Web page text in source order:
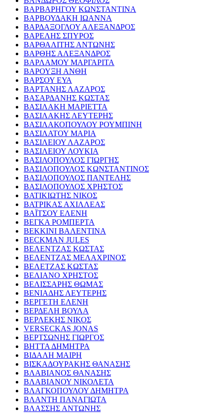
ΒΑΡΒΑΡΗΓΟΥ ΚΩΝΣΤΑΝΤΙΝΑ
ΒΑΡΒΟΥΔΑΚΗ ΙΩΑΝΝΑ
ΒΑΡΔΑΞΟΓΛΟΥ ΑΛΕΞΑΝΔΡΟΣ
ΒΑΡΕΛΗΣ ΣΠΥΡΟΣ
ΒΑΡΘΑΛΙΤΗΣ ΑΝΤΩΝΗΣ
ΒΑΡΘΗΣ ΑΛΕΞΑΝΔΡΟΣ
ΒΑΡΛΑΜΟΥ ΜΑΡΓΑΡΙΤΑ
ΒΑΡΟΥΞΗ ΑΝΘΗ
ΒΑΡΣΟΥ ΕΥΑ
ΒΑΡΤΑΝΗΣ ΛΑΖΑΡΟΣ
ΒΑΣΑΡΔΑΝΗΣ ΚΩΣΤΑΣ
ΒΑΣΙΛΑΚΗ ΜΑΡΙΕΤΤΑ
ΒΑΣΙΛΑΚΗΣ ΛΕΥΤΕΡΗΣ
ΒΑΣΙΛΑΚΟΠΟΥΛΟΥ ΡΟΥΜΠΙΝΗ
ΒΑΣΙΛΑΤΟΥ ΜΑΡΙΑ
ΒΑΣΙΛΕΙΟΥ ΛΑΖΑΡΟΣ
ΒΑΣΙΛΕΙΟΥ ΛΟΥΚΙΑ
ΒΑΣΙΛΟΠΟΥΛΟΣ ΓΙΩΡΓΗΣ
ΒΑΣΙΛΟΠΟΥΛΟΣ ΚΩΝΣΤΑΝΤΙΝΟΣ
ΒΑΣΙΛΟΠΟΥΛΟΣ ΠΑΝΤΕΛΗΣ
ΒΑΣΙΛΟΠΟΥΛΟΣ ΧΡΗΣΤΟΣ
ΒΑΤΙΚΙΩΤΗΣ ΝΙΚΟΣ
ΒΑΤΡΙΚΑΣ ΑΧΙΛΛΕΑΣ
ΒΑΪΤΣΟΥ ΕΛΕΝΗ
ΒΕΓΚΑ ΡΟΜΠΕΡΤΑ
ΒΕΚΚΙΝΙ ΒΑΛΕΝΤΙΝΑ
BECKMAN JULES
ΒΕΛΕΝΤΖΑΣ ΚΩΣΤΑΣ
ΒΕΛΕΝΤΖΑΣ ΜΕΛΑΧΡΙΝΟΣ
ΒΕΛΕΤΖΑΣ ΚΩΣΤΑΣ
ΒΕΛΙΑΝΟ ΧΡΗΣΤΟΣ
ΒΕΛΙΣΣΑΡΗΣ ΘΩΜΑΣ
ΒΕΝΙΑΔΗΣ ΛΕΥΤΕΡΗΣ
ΒΕΡΓΕΤΗ ΕΛΕΝΗ
ΒΕΡΔΕΛΗ ΒΟΥΛΑ
ΒΕΡΛΕΚΗΣ ΝΙΚΟΣ
VERSECKAS JONAS
ΒΕΡΤΣΩΝΗΣ ΓΙΩΡΓΟΣ
ΒΗΤΤΑ ΔΗΜΗΤΡΑ
ΒΙΔΑΛΗ ΜΑΙΡΗ
ΒΙΣΚΑΔΟΥΡΑΚΗΣ ΘΑΝΑΣΗΣ
ΒΛΑΒΙΑΝΟΣ ΘΑΝΑΣΗΣ
ΒΛΑΒΙΑΝΟΥ ΝΙΚΟΛΕΤΑ
ΒΛΑΓΚΟΠΟΥΛΟΥ ΔΗΜΗΤΡΑ
ΒΛΑΝΤΗ ΠΑΝΑΓΙΩΤΑ
ΒΛΑΣΣΗΣ ΑΝΤΩΝΗΣ